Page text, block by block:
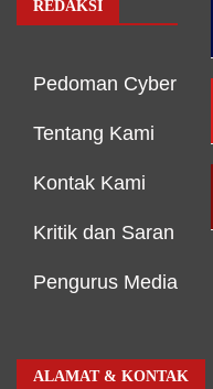
REDAKSI
Pedoman Cyber
Tentang Kami
Kontak Kami
Kritik dan Saran
Pengurus Media
ALAMAT & KONTAK